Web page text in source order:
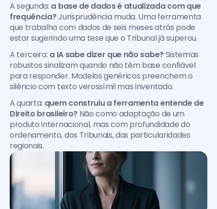
A segunda: a base de dados é atualizada com que
frequência? Jurisprudência muda. Uma ferramenta
que trabalha com dados de seis meses atrás pode
estar sugerindo uma tese que o Tribunal já superou.
A terceira: a IA sabe dizer que não sabe? Sistemas
robustos sinalizam quando não têm base confiável
para responder. Modelos genéricos preenchem o
silêncio com texto verossímil mas inventado.
A quarta: quem construiu a ferramenta entende de
Direito brasileiro? Não como adaptação de um
produto internacional, mas com profundidade do
ordenamento, dos Tribunais, das particularidades
regionais.